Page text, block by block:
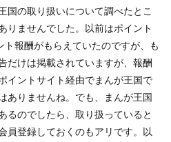
国の取り扱いについて調べたとこ
りませんでした。以前はポイント
報酬がもらえていたのですが、も
だけは掲載されていますが、報酬
イントサイト経由でまんが王国で
ありませんね。でも、まんが王国
るのでしたら、取り扱っていると
員登録しておくのもアリです。以